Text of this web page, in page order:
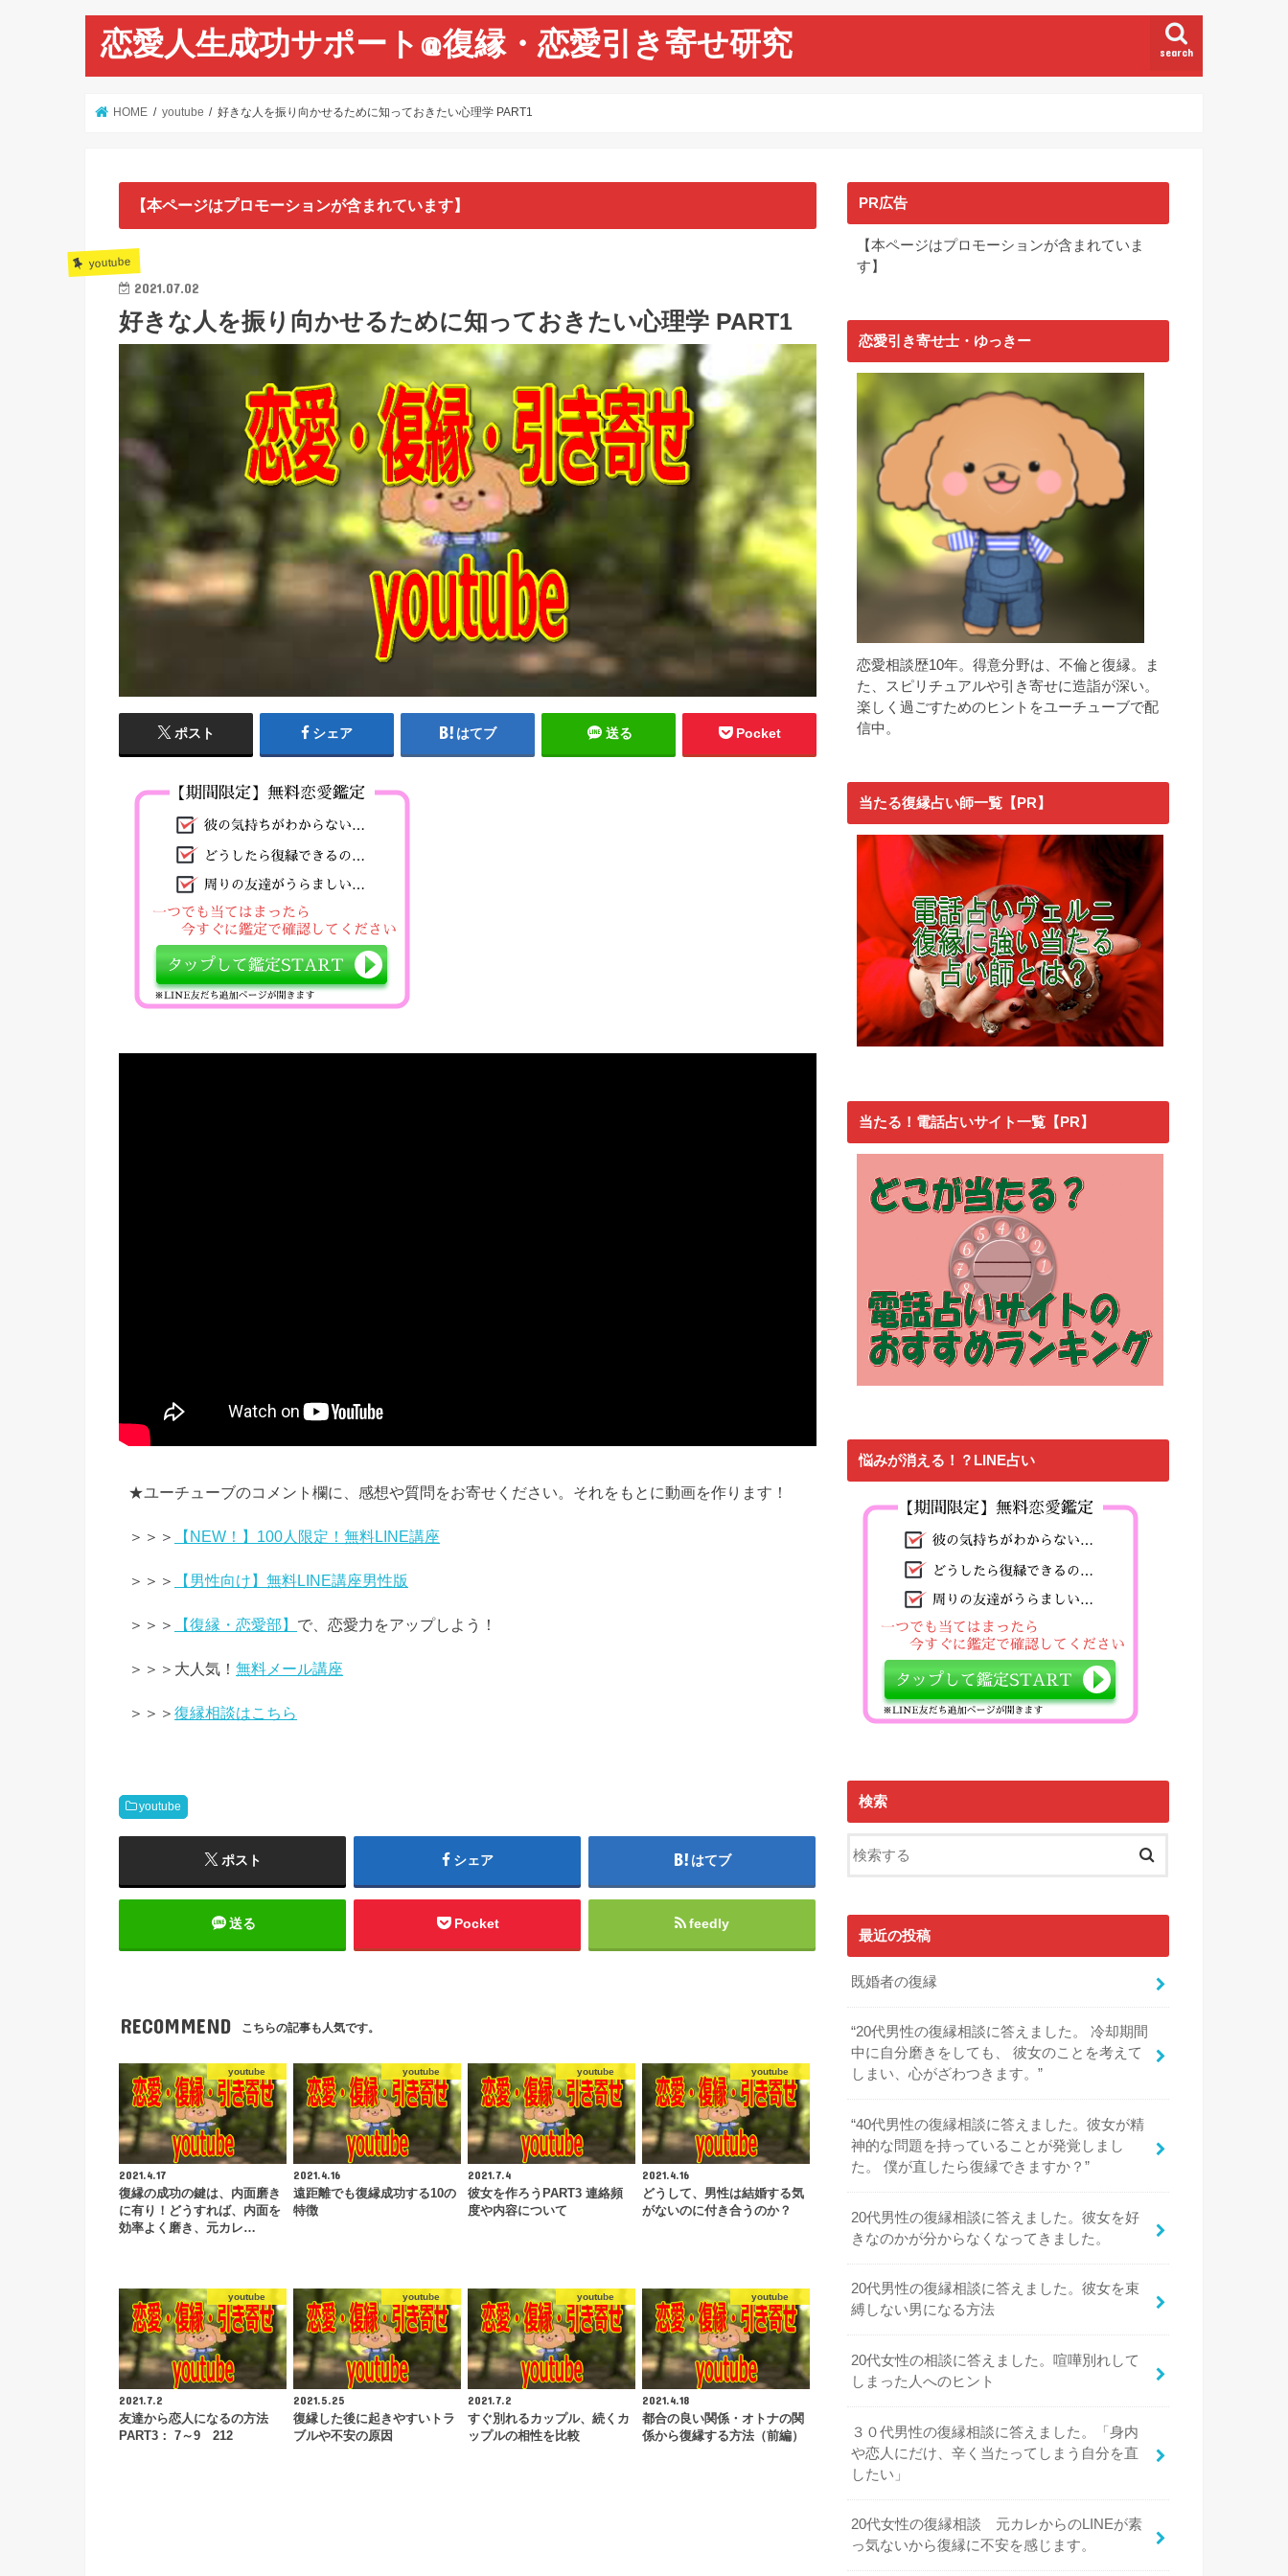
恋愛人生成功サポート@復縁・恋愛引き寄せ研究 search
HOME youtube 好きな人を振り向かせるために知っておきたい心理学 PART1
【本ページはプロモーションが含まれています】
youtube
2021.07.02
好きな人を振り向かせるために知っておきたい心理学 PART1
ポスト シェア はてブ 送る Pocket
★ユーチューブのコメント欄に、感想や質問をお寄せください。それをもとに動画を作ります！
＞＞＞ 【NEW！】100人限定！無料LINE講座
＞＞＞ 【男性向け】無料LINE講座男性版
＞＞＞ 【復縁・恋愛部】 で、恋愛力をアップしよう！
＞＞＞大人気！ 無料メール講座
＞＞＞ 復縁相談はこちら
youtube
ポスト シェア はてブ
送る Pocket feedly
RECOMMEND こちらの記事も人気です。
youtube
2021.4.17
復縁の成功の鍵は、内面磨き
に有り！どうすれば、内面を
効率よく磨き、元カレ…
youtube
2021.4.16
遠距離でも復縁成功する10の
特徴
youtube
2021.7.4
彼女を作ろうPART3 連絡頻
度や内容について
youtube
2021.4.16
どうして、男性は結婚する気
がないのに付き合うのか？
youtube
2021.7.2
友達から恋人になるの方法
PART3： 7～9 212
youtube
2021.5.25
復縁した後に起きやすいトラ
ブルや不安の原因
youtube
2021.7.2
すぐ別れるカップル、続くカ
ップルの相性を比較
youtube
2021.4.18
都合の良い関係・オトナの関
係から復縁する方法（前編）
PR広告
【本ページはプロモーションが含まれていま
す】
恋愛引き寄せ士・ゆっきー
恋愛相談歴10年。得意分野は、不倫と復縁。ま
た、スピリチュアルや引き寄せに造詣が深い。
楽しく過ごすためのヒントをユーチューブで配
信中。
当たる復縁占い師一覧【PR】
当たる！電話占いサイト一覧【PR】
悩みが消える！？LINE占い
検索
最近の投稿
既婚者の復縁
“20代男性の復縁相談に答えました。 冷却期間
中に自分磨きをしても、 彼女のことを考えて
しまい、心がざわつきます。”
“40代男性の復縁相談に答えました。彼女が精
神的な問題を持っていることが発覚しまし
た。 僕が直したら復縁できますか？”
20代男性の復縁相談に答えました。彼女を好
きなのかが分からなくなってきました。
20代男性の復縁相談に答えました。彼女を束
縛しない男になる方法
20代女性の相談に答えました。喧嘩別れして
しまった人へのヒント
３０代男性の復縁相談に答えました。「身内
や恋人にだけ、辛く当たってしまう自分を直
したい」
20代女性の復縁相談 元カレからのLINEが素
っ気ないから復縁に不安を感じます。